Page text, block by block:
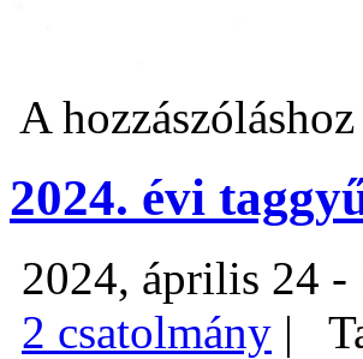
A hozzászóláshoz
2024. évi
2024, április 24 -
2 csatolmány |